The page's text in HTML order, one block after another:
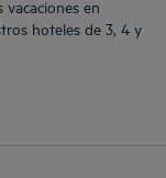
vacaciones en
hoteles de 3, 4 y